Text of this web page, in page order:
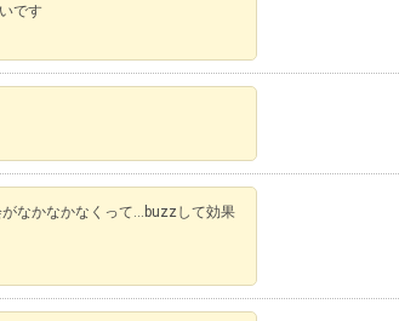
です
なかなかなくって…buzzして効果